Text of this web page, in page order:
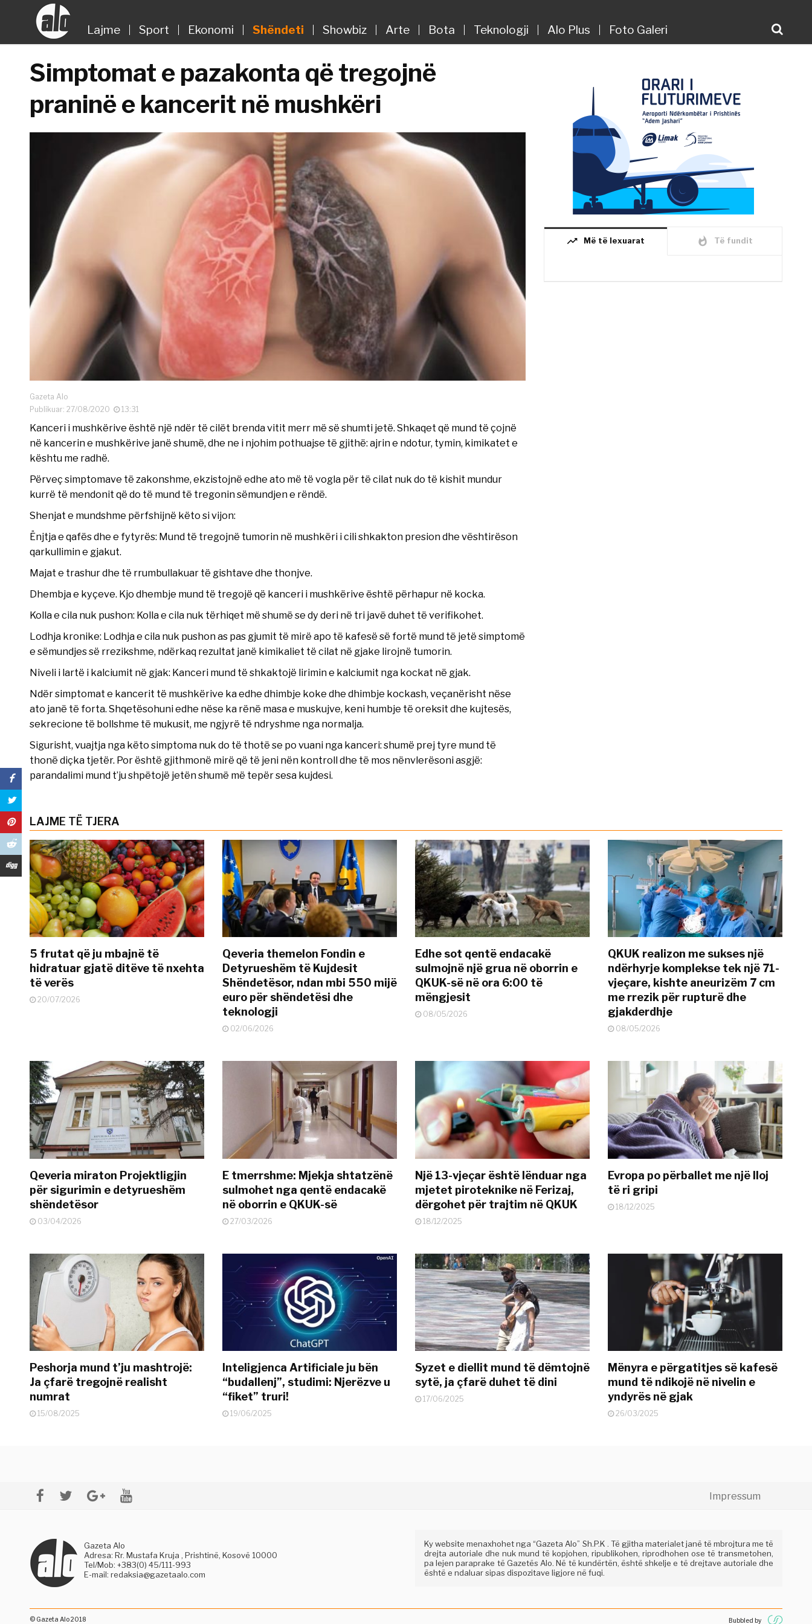
Lajme Sport Ekonomi Shëndeti Showbiz Arte Bota Teknologji Alo Plus Foto Galeri
Simptomat e pazakonta që tregojnë
praninë e kancerit në mushkëri
Gazeta Alo
Publikuar: 27/08/2020
13:31
Kanceri i mushkërive është një ndër të cilët brenda vitit merr më së shumti jetë. Shkaqet që mund të çojnë
në kancerin e mushkërive janë shumë, dhe ne i njohim pothuajse të gjithë: ajrin e ndotur, tymin, kimikatet e
kështu me radhë.
Përveç simptomave të zakonshme, ekzistojnë edhe ato më të vogla për të cilat nuk do të kishit mundur
kurrë të mendonit që do të mund të tregonin sëmundjen e rëndë.
Shenjat e mundshme përfshijnë këto si vijon:
Ënjtja e qafës dhe e fytyrës: Mund të tregojnë tumorin në mushkëri i cili shkakton presion dhe vështirëson
qarkullimin e gjakut.
Majat e trashur dhe të rrumbullakuar të gishtave dhe thonjve.
Dhembja e kyçeve. Kjo dhembje mund të tregojë që kanceri i mushkërive është përhapur në kocka.
Kolla e cila nuk pushon: Kolla e cila nuk tërhiqet më shumë se dy deri në tri javë duhet të verifikohet.
Lodhja kronike: Lodhja e cila nuk pushon as pas gjumit të mirë apo të kafesë së fortë mund të jetë simptomë
e sëmundjes së rrezikshme, ndërkaq rezultat janë kimikaliet të cilat në gjake lirojnë tumorin.
Niveli i lartë i kalciumit në gjak: Kanceri mund të shkaktojë lirimin e kalciumit nga kockat në gjak.
Ndër simptomat e kancerit të mushkërive ka edhe dhimbje koke dhe dhimbje kockash, veçanërisht nëse
ato janë të forta. Shqetësohuni edhe nëse ka rënë masa e muskujve, keni humbje të oreksit dhe kujtesës,
sekrecione të bollshme të mukusit, me ngjyrë të ndryshme nga normalja.
Sigurisht, vuajtja nga këto simptoma nuk do të thotë se po vuani nga kanceri: shumë prej tyre mund të
thonë diçka tjetër. Por është gjithmonë mirë që të jeni nën kontroll dhe të mos nënvlerësoni asgjë:
parandalimi mund t’ju shpëtojë jetën shumë më tepër sesa kujdesi.
trending_up Më të lexuarat whatshot Të fundit
LAJME TË TJERA
5 frutat që ju mbajnë të
hidratuar gjatë ditëve të nxehta
të verës
20/07/2026
Qeveria themelon Fondin e
Detyrueshëm të Kujdesit
Shëndetësor, ndan mbi 550 mijë
euro për shëndetësi dhe
teknologji
02/06/2026
Edhe sot qentë endacakë
sulmojnë një grua në oborrin e
QKUK-së në ora 6:00 të
mëngjesit
08/05/2026
QKUK realizon me sukses një
ndërhyrje komplekse tek një 71-
vjeçare, kishte aneurizëm 7 cm
me rrezik për rupturë dhe
gjakderdhje
08/05/2026
Qeveria miraton Projektligjin
për sigurimin e detyrueshëm
shëndetësor
03/04/2026
E tmerrshme: Mjekja shtatzënë
sulmohet nga qentë endacakë
në oborrin e QKUK-së
27/03/2026
Një 13-vjeçar është lënduar nga
mjetet piroteknike në Ferizaj,
dërgohet për trajtim në QKUK
18/12/2025
Evropa po përballet me një lloj
të ri gripi
18/12/2025
Peshorja mund t’ju mashtrojë:
Ja çfarë tregojnë realisht
numrat
15/08/2025
Inteligjenca Artificiale ju bën
“budallenj”, studimi: Njerëzve u
“fiket” truri!
19/06/2025
Syzet e diellit mund të dëmtojnë
sytë, ja çfarë duhet të dini
17/06/2025
Mënyra e përgatitjes së kafesë
mund të ndikojë në nivelin e
yndyrës në gjak
26/03/2025
Impressum
Gazeta Alo
Adresa: Rr. Mustafa Kruja , Prishtinë, Kosovë 10000
Tel/Mob: +383(0) 45/111-993
E-mail: redaksia@gazetaalo.com
Ky website menaxhohet nga “Gazeta Alo” Sh.P.K . Të gjitha materialet janë të mbrojtura me të
drejta autoriale dhe nuk mund të kopjohen, ripublikohen, riprodhohen ose të transmetohen,
pa lejen paraprake të Gazetës Alo. Në të kundërtën, është shkelje e të drejtave autoriale dhe
është e ndaluar sipas dispozitave ligjore në fuqi.
© Gazeta Alo 2018 Bubbled by